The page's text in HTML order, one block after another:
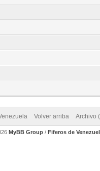
Volver arriba Archivo
MyBB Group/ Fiferos de